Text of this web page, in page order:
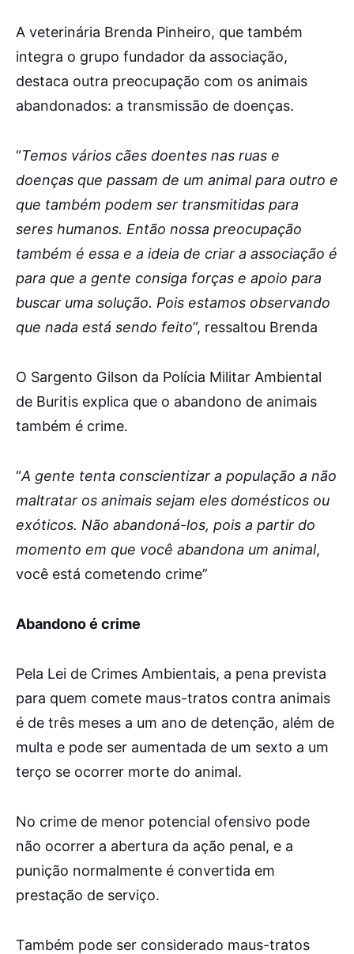
A veterinária Brenda Pinheiro, que também
integra o grupo fundador da associação,
destaca outra preocupação com os animais
abandonados: a transmissão de doenças.
“Temos vários cães doentes nas ruas e
doenças que passam de um animal para outro e
que também podem ser transmitidas para
seres humanos. Então nossa preocupação
também é essa e a ideia de criar a associação é
para que a gente consiga forças e apoio para
buscar uma solução. Pois estamos observando
que nada está sendo feito”, ressaltou Brenda
O Sargento Gilson da Polícia Militar Ambiental
de Buritis explica que o abandono de animais
também é crime.
“A gente tenta conscientizar a população a não
maltratar os animais sejam eles domésticos ou
exóticos. Não abandoná-los, pois a partir do
momento em que você abandona um animal,
você está cometendo crime”
Abandono é crime
Pela Lei de Crimes Ambientais, a pena prevista
para quem comete maus-tratos contra animais
é de três meses a um ano de detenção, além de
multa e pode ser aumentada de um sexto a um
terço se ocorrer morte do animal.
No crime de menor potencial ofensivo pode
não ocorrer a abertura da ação penal, e a
punição normalmente é convertida em
prestação de serviço.
Também pode ser considerado maus-tratos